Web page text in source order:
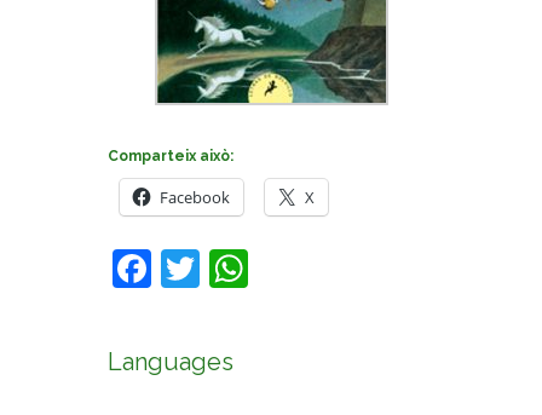
Comparteix això:
Facebook X
Facebook
Twitter
Languages